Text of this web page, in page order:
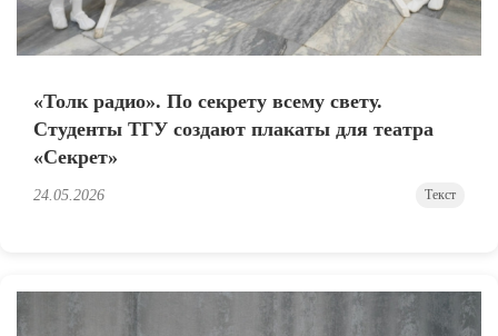
«Толк радио». По секрету всему свету.
Студенты ТГУ создают плакаты для театра
«Секрет»
24.05.2026 Текст